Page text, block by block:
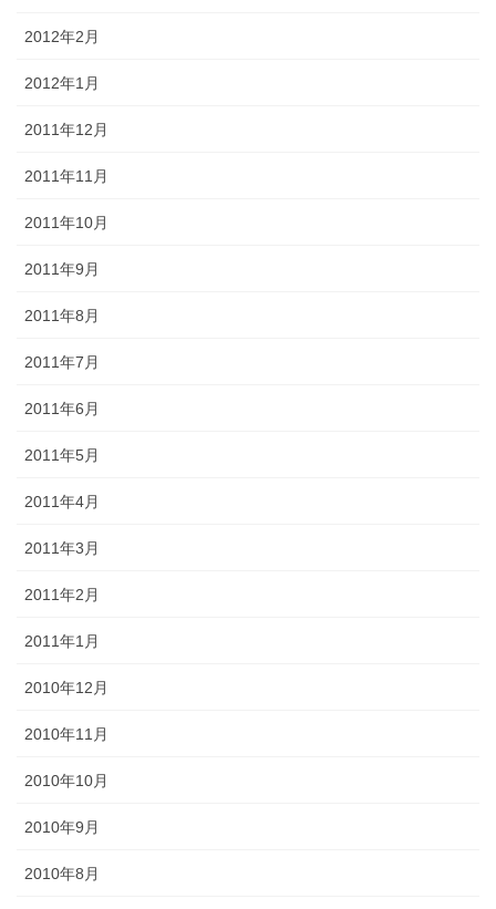
2012年2月
2012年1月
2011年12月
2011年11月
2011年10月
2011年9月
2011年8月
2011年7月
2011年6月
2011年5月
2011年4月
2011年3月
2011年2月
2011年1月
2010年12月
2010年11月
2010年10月
2010年9月
2010年8月